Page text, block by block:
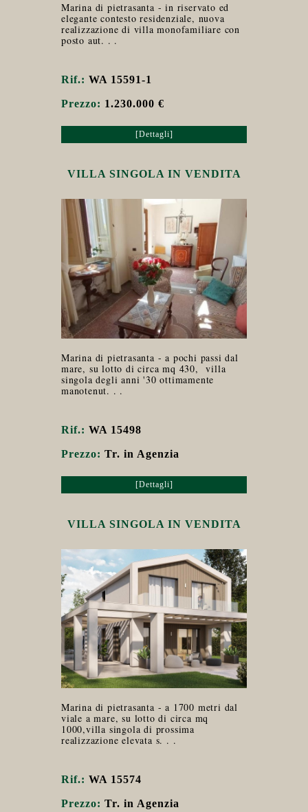
Marina di pietrasanta - in riservato ed
elegante contesto residenziale, nuova
realizzazione di villa monofamiliare con
posto aut. . .
Rif.: WA 15591-1
Prezzo: 1.230.000 €
[Dettagli]
VILLA SINGOLA IN VENDITA
Marina di pietrasanta - a pochi passi dal
mare, su lotto di circa mq 430, villa
singola degli anni '30 ottimamente
manotenut. . .
Rif.: WA 15498
Prezzo: Tr. in Agenzia
[Dettagli]
VILLA SINGOLA IN VENDITA
Marina di pietrasanta - a 1700 metri dal
viale a mare, su lotto di circa mq
1000,villa singola di prossima
realizzazione elevata s. . .
Rif.: WA 15574
Prezzo: Tr. in Agenzia